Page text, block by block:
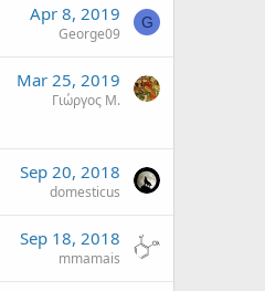
Apr 8, 2019
George09
G
Mar 25, 2019
Γιώργος Μ.
Sep 20, 2018
domesticus
Sep 18, 2018
mmamais